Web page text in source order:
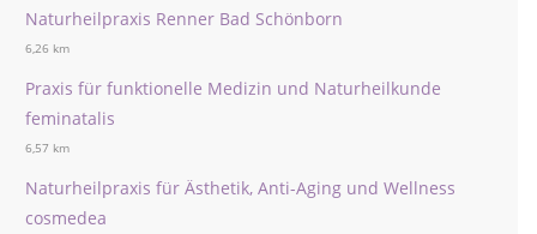
Naturheilpraxis Renner Bad Schönborn
6,26 km
Praxis für funktionelle Medizin und Naturheilkunde
feminatalis
6,57 km
Naturheilpraxis für Ästhetik, Anti-Aging und Wellness
cosmedea